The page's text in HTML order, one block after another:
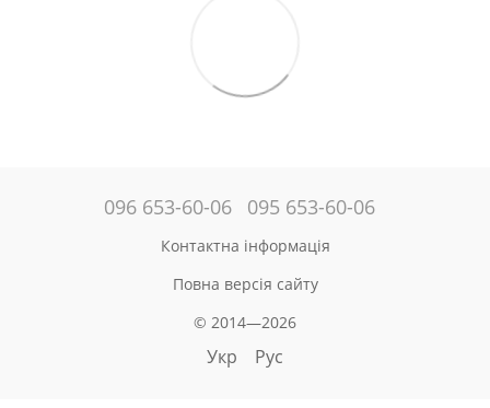
096 653-60-06 095 653-60-06
Контактна інформація
Повна версія сайту
© 2014—2026
Укр Рус